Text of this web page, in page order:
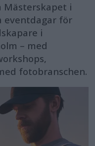
Mästerskapet i
eventdagar för
i
– med
fotobranschen.